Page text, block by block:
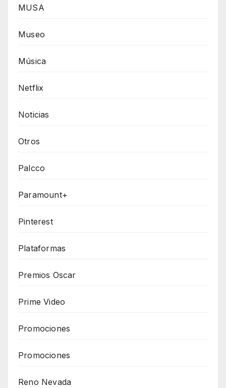
MUSA
Museo
Música
Netflix
Noticias
Otros
Palcco
Paramount+
Pinterest
Plataformas
Premios Oscar
Prime Video
Promociones
Promociones
Reno Nevada